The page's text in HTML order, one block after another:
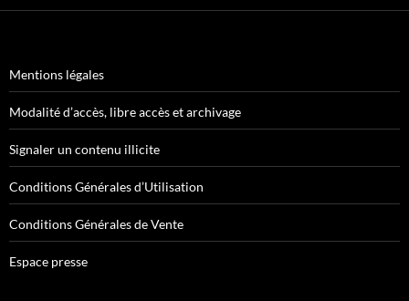
Mentions légales
Modalité d’accès, libre accès et archivage
Signaler un contenu illicite
Conditions Générales d’Utilisation
Conditions Générales de Vente
Espace presse